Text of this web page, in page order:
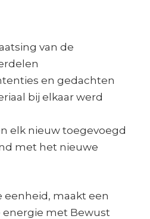
van de
en gedachten
bij elkaar werd
elk nieuw toegevoegd
met het nieuwe
eenheid, maakt een
met Bewust